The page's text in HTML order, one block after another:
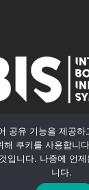
법적 고지
공유 기능을 제공
해 쿠키를 사용합니
입니다. 나중에 언
니다.